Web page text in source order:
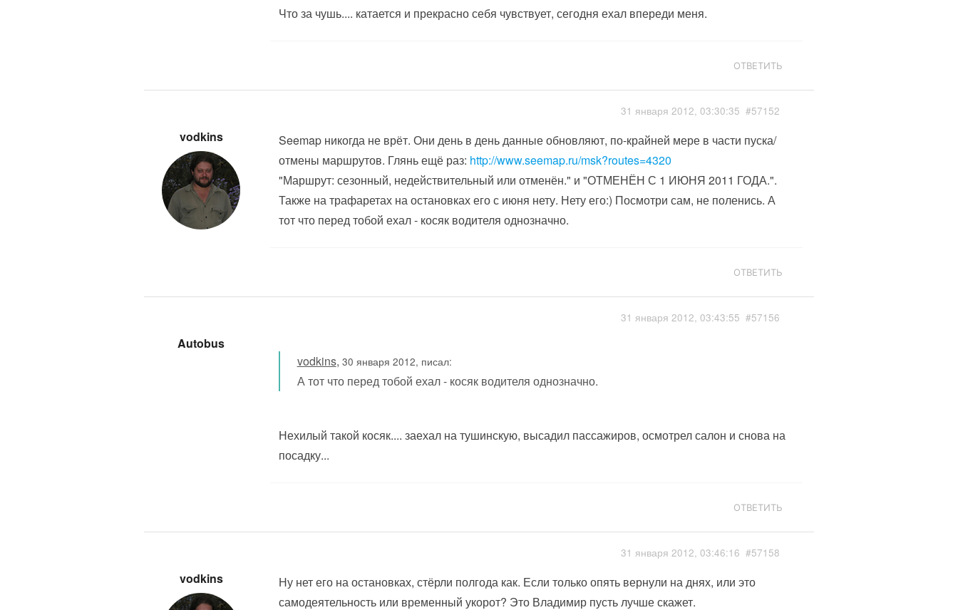
Что за чушь.... катается и прекрасно себя чувствует, сегодня ехал впереди меня.
ОТВЕТИТЬ
vodkins
31 января 2012, 03:30:35 #57152
Seemap никогда не врёт. Они день в день данные обновляют, по-крайней мере в части пуска/
отмены маршрутов. Глянь ещё раз: http://www.seemap.ru/msk?routes=4320
"Маршрут: сезонный, недействительный или отменён." и "ОТМЕНЁН С 1 ИЮНЯ 2011 ГОДА.".
Также на трафаретах на остановках его с июня нету. Нету его:) Посмотри сам, не поленись. А
тот что перед тобой ехал - косяк водителя однозначно.
ОТВЕТИТЬ
Autobus
31 января 2012, 03:43:55 #57156
vodkins, 30 января 2012, писал:
А тот что перед тобой ехал - косяк водителя однозначно.
Нехилый такой косяк.... заехал на тушинскую, высадил пассажиров, осмотрел салон и снова на
посадку...
ОТВЕТИТЬ
vodkins
31 января 2012, 03:46:16 #57158
Ну нет его на остановках, стёрли полгода как. Если только опять вернули на днях, или это
самодеятельность или временный укорот? Это Владимир пусть лучше скажет.